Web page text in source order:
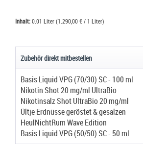
Inhalt:0.01 Liter (1.290,00 € / 1 Liter)
Zubehör direkt mitbestellen
Basis Liquid VPG (70/30) SC - 100 ml
Nikotin Shot 20 mg/ml UltraBio
Nikotinsalz Shot UltraBio 20 mg/ml
Ültje Erdnüsse geröstet & gesalzen
HeulNichtRum Wave Edition
Basis Liquid VPG (50/50) SC - 50 ml